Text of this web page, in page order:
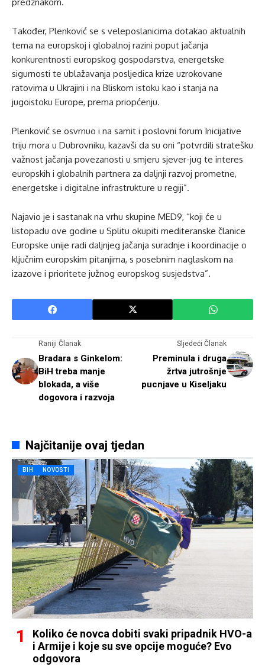
Također, Plenković se s veleposlanicima dotakao aktualnih
tema na europskoj i globalnoj razini poput jačanja
konkurentnosti europskog gospodarstva, energetske
sigurnosti te ublažavanja posljedica krize uzrokovane
ratovima u Ukrajini i na Bliskom istoku kao i stanja na
jugoistoku Europe, prema priopćenju.
Plenković se osvrnuo i na samit i poslovni forum Inicijative
triju mora u Dubrovniku, kazavši da su oni “potvrdili stratešku
važnost jačanja povezanosti u smjeru sjever-jug te interes
europskih i globalnih partnera za daljnji razvoj prometne,
energetske i digitalne infrastrukture u regiji”.
Najavio je i sastanak na vrhu skupine MED9, “koji će u
listopadu ove godine u Splitu okupiti mediteranske članice
Europske unije radi daljnjeg jačanja suradnje i koordinacije o
ključnim europskim pitanjima, s posebnim naglaskom na
izazove i prioritete južnog europskog susjedstva”.
Raniji Članak
Bradara s Ginkelom:
BiH treba manje
blokada, a više
dogovora i razvoja
Sljedeći Članak
Preminula i druga
žrtva jutrošnje
pucnjave u Kiseljaku
Najčitanije ovaj tjedan
BIH NOVOSTI
Koliko će novca dobiti svaki pripadnik HVO-a
i Armije i koje su sve opcije moguće? Evo
odgovora